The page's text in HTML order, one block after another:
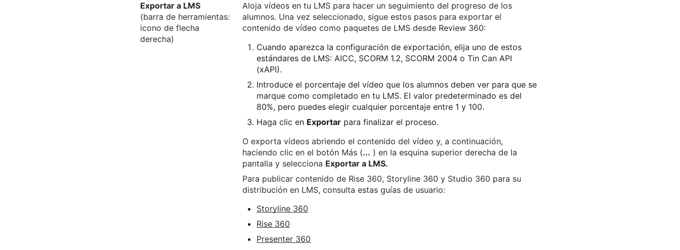
Exportar a LMS
(barra de herramientas:
icono de flecha
derecha)
Aloja vídeos en tu LMS para hacer un seguimiento del progreso de los
alumnos. Una vez seleccionado, sigue estos pasos para exportar el
contenido de vídeo como paquetes de LMS desde Review 360:
Cuando aparezca la configuración de exportación, elija uno de estos
estándares de LMS: AICC, SCORM 1.2, SCORM 2004 o Tin Can API
(xAPI).
Introduce el porcentaje del vídeo que los alumnos deben ver para que se
marque como completado en tu LMS. El valor predeterminado es del
80%, pero puedes elegir cualquier porcentaje entre 1 y 100.
Haga clic en Exportar para finalizar el proceso.
O exporta vídeos abriendo el contenido del vídeo y, a continuación,
haciendo clic en el botón Más (... ) en la esquina superior derecha de la
pantalla y selecciona Exportar a LMS.
Para publicar contenido de Rise 360, Storyline 360 y Studio 360 para su
distribución en LMS, consulta estas guías de usuario:
Storyline 360
Rise 360
Presenter 360